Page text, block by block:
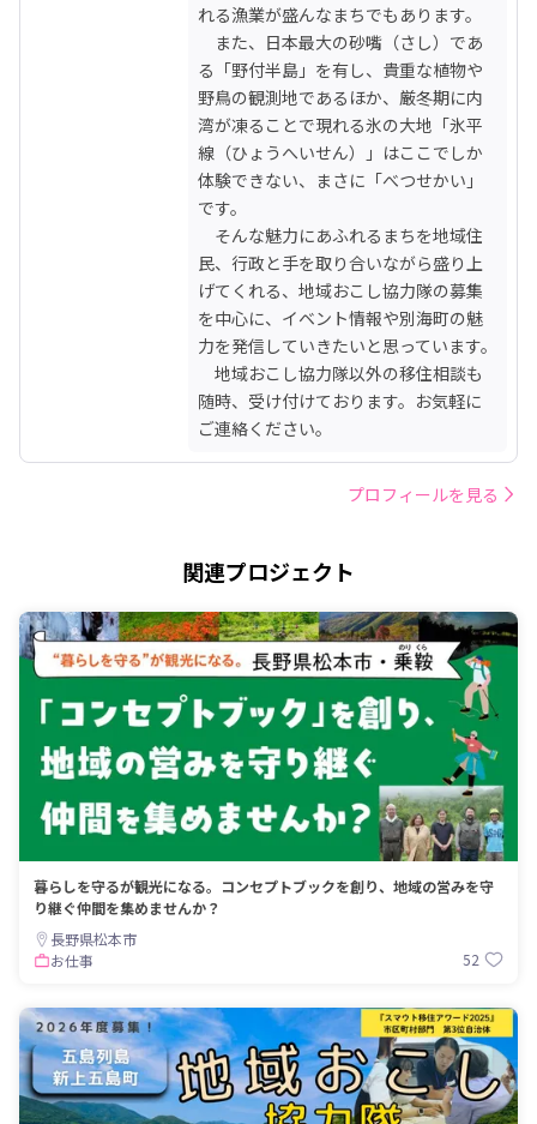
れる漁業が盛んなまちでもあります。
また、日本最大の砂嘴（さし）であ
る「野付半島」を有し、貴重な植物や
野鳥の観測地であるほか、厳冬期に内
湾が凍ることで現れる氷の大地「氷平
線（ひょうへいせん）」はここでしか
体験できない、まさに「べつせかい」
です。
そんな魅力にあふれるまちを地域住
民、行政と手を取り合いながら盛り上
げてくれる、地域おこし協力隊の募集
を中心に、イベント情報や別海町の魅
力を発信していきたいと思っています。
地域おこし協力隊以外の移住相談も
随時、受け付けております。お気軽に
ご連絡ください。
プロフィールを見る
関連プロジェクト
暮らしを守るが観光になる。コンセプトブックを創り、地域の営みを守
り継ぐ仲間を集めませんか？
長野県松本市
お仕事
52